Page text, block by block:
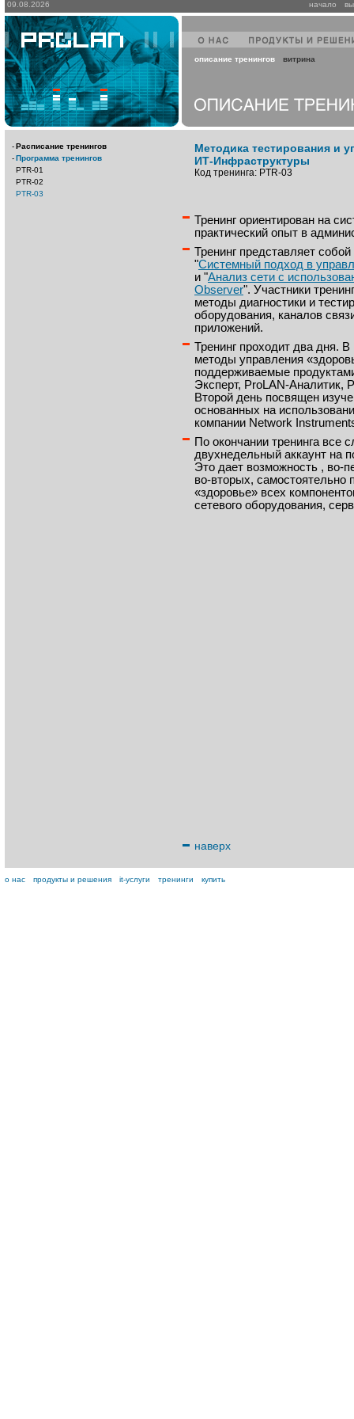
09.08.2026 начало
описание тренингов витрина
-Расписание тренингов
-Программа тренингов
PTR-01
PTR-02
PTR-03
Методика тестирования и
ИТ-Инфраструктуры
Код тренинга: PTR-03
Тренинг ориентирован на
практический опыт в
Тренинг представляет
"Системный подход в
и "Анализ сети с
Observer". Участники
методы диагностики и
оборудования, каналов
приложений.
Тренинг проходит два дня.
методы управления
поддерживаемые
Эксперт, ProLAN-Аналитик,
Второй день посвящен
основанных на
компании Network
По окончании тренинга
двухнедельный аккаунт на
Это дает возможность , во-
во-вторых, самостоятельно
«здоровье» всех
сетевого оборудования,
наверх
о нас продукты и решения it-услуги тренинги купить